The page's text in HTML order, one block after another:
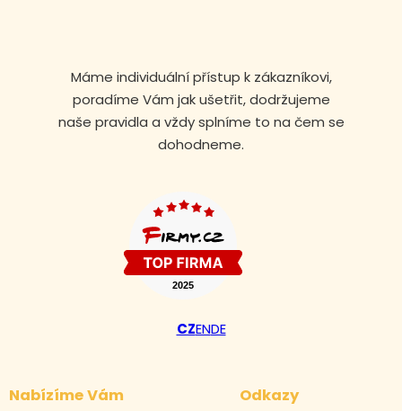
Máme individuální přístup k zákazníkovi,
poradíme Vám jak ušetřit, dodržujeme
naše pravidla a vždy splníme to na čem se
dohodneme.
CZENDE
Nabízíme Vám Odkazy